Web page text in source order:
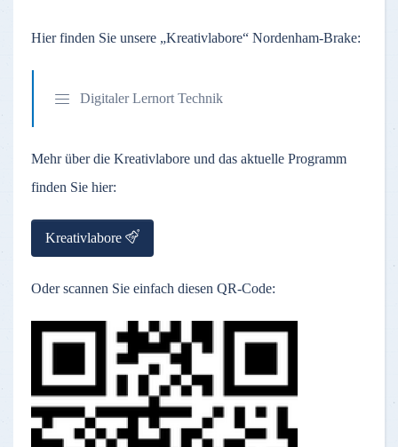
Hier finden Sie unsere „Kreativlabore“ Nordenham-Brake:
Digitaler Lernort Technik
Mehr über die Kreativlabore und das aktuelle Programm
finden Sie hier:
Kreativlabore
Oder scannen Sie einfach diesen QR-Code: